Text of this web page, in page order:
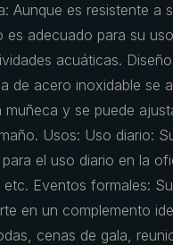
Aunque es resistente a
es adecuado para su
acuáticas.
de acero inoxidable se
y se puede
Usos: Uso diario:
el uso diario en la
etc. Eventos formales:
en un complemento
cenas de gala,